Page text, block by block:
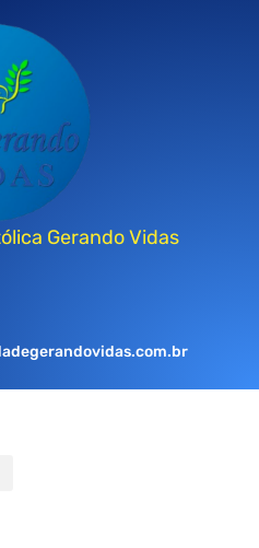
Gerando Vidas